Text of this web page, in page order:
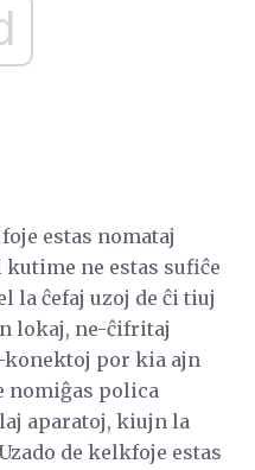
estas nomataj
ne estas sufiĉe
la ĉefaj uzoj de ĉi tiuj
lokaj, ne-ĉifritaj
por kia ajn
nomiĝas polica
aparatoj, kiujn la
de kelkfoje estas